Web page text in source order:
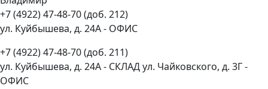
+7 (4922) 47-48-70 (доб. 212)
ул. Куйбышева, д. 24А - ОФИС
+7 (4922) 47-48-70 (доб. 211)
ул. Куйбышева, д. 24А - СКЛАД ул. Чайковского, д. 3Г -
ОФИС